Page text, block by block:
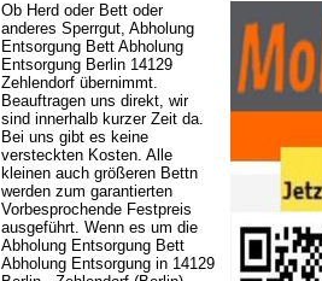
Ob Herd oder Bett oder
anderes Sperrgut, Abholung
Entsorgung Bett Abholung
Entsorgung Berlin 14129
Zehlendorf übernimmt.
Beauftragen uns direkt, wir
sind innerhalb kurzer Zeit da.
Bei uns gibt es keine
versteckten Kosten. Alle
kleinen auch größeren Bettn
werden zum garantierten
Vorbesprochende Festpreis
ausgeführt. Wenn es um die
Abholung Entsorgung Bett
Abholung Entsorgung in 14129